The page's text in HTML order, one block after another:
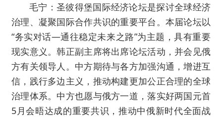
毛宁：圣彼得堡国际经济论坛是探讨全球经济
治理、凝聚国际合作共识的重要平台。本届论坛以
“务实对话—通往稳定未来之路”为主题，具有重要
现实意义。韩正副主席将出席论坛活动，并会见俄
方有关领导人。中方期待与各方加强沟通，增进互
信，践行多边主义，推动构建更加公正合理的全球
治理体系。中方也愿与俄方一道，落实好两国元首
5月会晤达成的重要共识，推动中俄新时代全面战